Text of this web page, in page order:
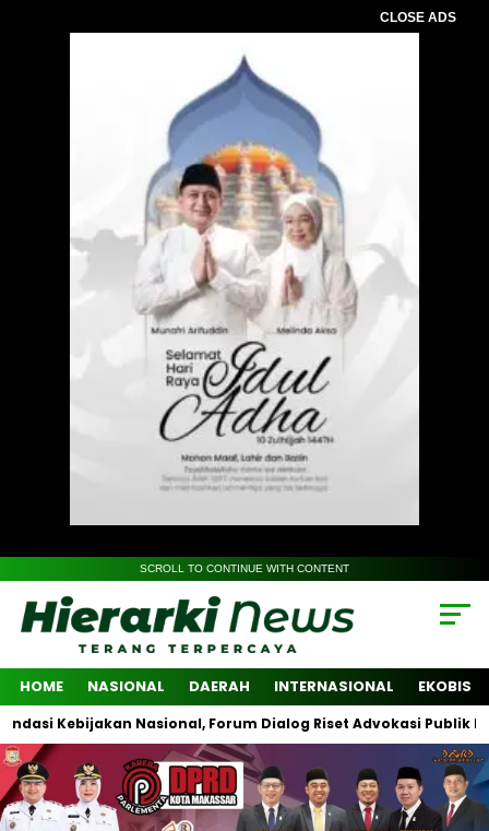
CLOSE ADS
SCROLL TO CONTINUE WITH CONTENT
HOME NASIONAL DAERAH INTERNASIONAL EKOBIS
Kebijakan Nasional, Forum Dialog Riset Advokasi Publik